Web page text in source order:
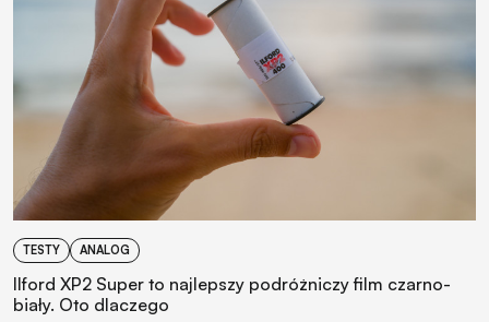
TESTY ANALOG
Ilford XP2 Super to najlepszy podróżniczy film czarno-
biały. Oto dlaczego